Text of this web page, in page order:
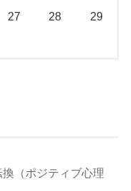
27 28 29
換（ポジティブ心理